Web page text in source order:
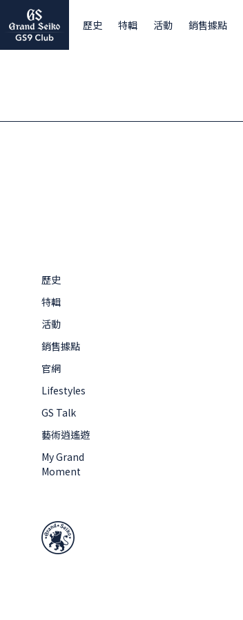
歷史 特輯 活動 銷售據點
歷史
特輯
活動
銷售據點
官網
Lifestyles
GS Talk
藝術逍遙遊
My Grand
Moment